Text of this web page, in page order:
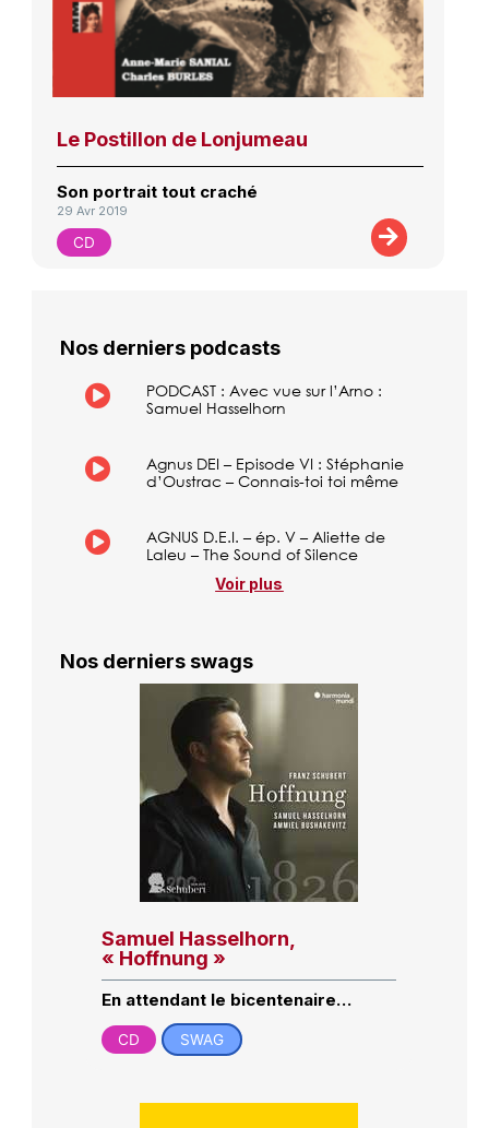
Le Postillon de Lonjumeau
Son portrait tout craché
29 Avr 2019
CD
Nos derniers podcasts
PODCAST : Avec vue sur l’Arno :
Samuel Hasselhorn
Agnus DEI – Episode VI : Stéphanie
d’Oustrac – Connais-toi toi même
AGNUS D.E.I. – ép. V – Aliette de
Laleu – The Sound of Silence
Voir plus
Nos derniers swags
Samuel Hasselhorn,
« Hoffnung »
En attendant le bicentenaire…
CD SWAG